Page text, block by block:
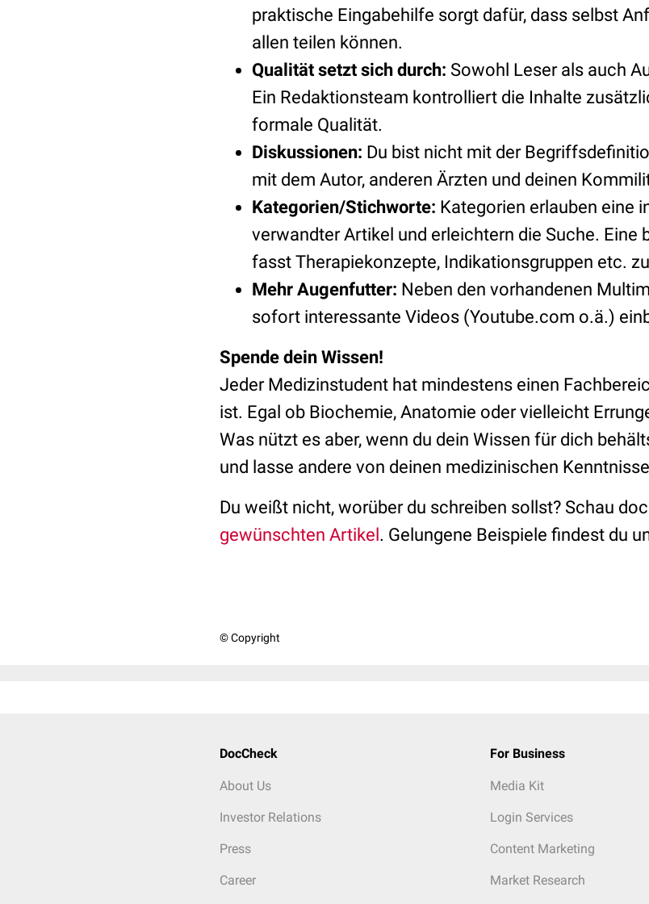
praktische Eingabehilfe sorgt dafür, dass selbst
allen teilen können.
Qualität setzt sich durch: Sowohl Leser als auch
Ein Redaktionsteam kontrolliert die Inhalte
formale Qualität.
Diskussionen: Du bist nicht mit der
mit dem Autor, anderen Ärzten und deinen
Kategorien/Stichworte: Kategorien erlauben eine
verwandter Artikel und erleichtern die Suche. Eine
fasst Therapiekonzepte, Indikationsgruppen etc.
Mehr Augenfutter: Neben den vorhandenen
sofort interessante Videos (Youtube.com o.ä.)
Spende dein Wissen!
Jeder Medizinstudent hat mindestens einen
ist. Egal ob Biochemie, Anatomie oder vielleicht
Was nützt es aber, wenn du dein Wissen für dich
und lasse andere von deinen medizinischen
Du weißt nicht, worüber du schreiben sollst? Schau
gewünschten Artikel. Gelungene Beispiele findest du
© Copyright
DocCheck
About Us
Investor Relations
Press
Career
For Business
Media Kit
Login Services
Content Marketing
Market Research